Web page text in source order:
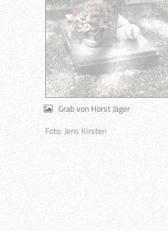
Grab von Horst Jäger
Foto: Jens Kirsten